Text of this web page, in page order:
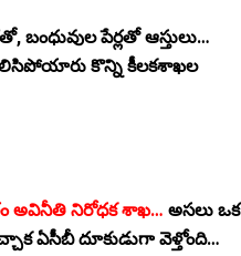
బంధువుల పేర్లతో ఆస్తులు…
కొన్ని కీలకశాఖల
అవినీతి నిరోధక శాఖ… అసలు ఒక
ఏసీబీ దూకుడుగా వెళ్తోంది…